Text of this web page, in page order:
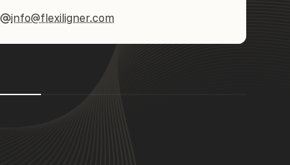
info@flexiligner.com